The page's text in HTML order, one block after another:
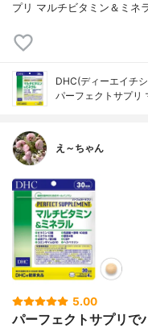
プリ マルチビタミン＆ミネ
DHC(ディーエイチ
パーフェクトサプリ
え～ちゃん
5.00
パーフェクトサプリで